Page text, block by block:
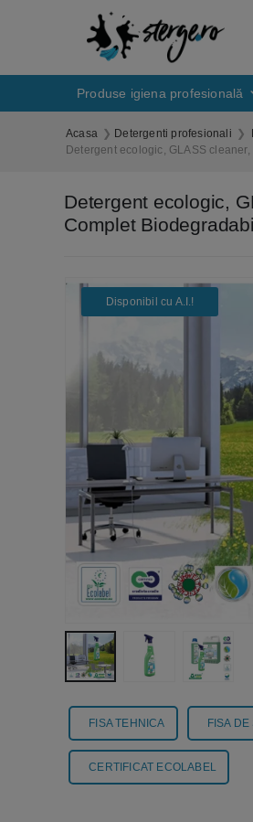
Produse igiena profesională
Acasa Detergenti profesionali
Detergent ecologic, GLASS
Detergent ecologic,
Complet
Disponibil cu A.I.​!
FISA TEHNICA FISA
CERTIFICAT ECOLABEL